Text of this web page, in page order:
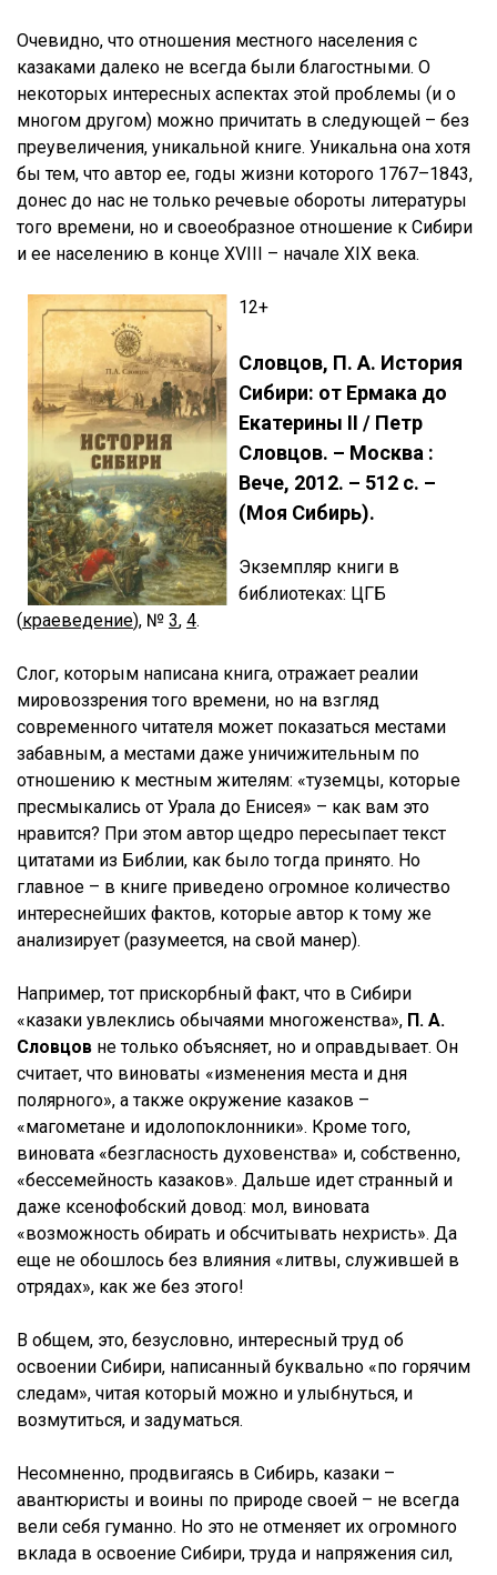
Очевидно, что отношения местного населения с
казаками далеко не всегда были благостными. О
некоторых интересных аспектах этой проблемы (и о
многом другом) можно причитать в следующей – без
преувеличения, уникальной книге. Уникальна она хотя
бы тем, что автор ее, годы жизни которого 1767–1843,
донес до нас не только речевые обороты литературы
того времени, но и своеобразное отношение к Сибири
и ее населению в конце XVIII – начале XIX века.
12+
Словцов, П. А. История
Сибири: от Ермака до
Екатерины II / Петр
Словцов. – Москва :
Вече, 2012. – 512 с. –
(Моя Сибирь).
Экземпляр книги в
библиотеках: ЦГБ
(краеведение), № 3, 4.
Слог, которым написана книга, отражает реалии
мировоззрения того времени, но на взгляд
современного читателя может показаться местами
забавным, а местами даже уничижительным по
отношению к местным жителям: «туземцы, которые
пресмыкались от Урала до Енисея» – как вам это
нравится? При этом автор щедро пересыпает текст
цитатами из Библии, как было тогда принято. Но
главное – в книге приведено огромное количество
интереснейших фактов, которые автор к тому же
анализирует (разумеется, на свой манер).
Например, тот прискорбный факт, что в Сибири
«казаки увлеклись обычаями многоженства», П. А.
Словцов не только объясняет, но и оправдывает. Он
считает, что виноваты «изменения места и дня
полярного», а также окружение казаков –
«магометане и идолопоклонники». Кроме того,
виновата «безгласность духовенства» и, собственно,
«бессемейность казаков». Дальше идет странный и
даже ксенофобский довод: мол, виновата
«возможность обирать и обсчитывать нехристь». Да
еще не обошлось без влияния «литвы, служившей в
отрядах», как же без этого!
В общем, это, безусловно, интересный труд об
освоении Сибири, написанный буквально «по горячим
следам», читая который можно и улыбнуться, и
возмутиться, и задуматься.
Несомненно, продвигаясь в Сибирь, казаки –
авантюристы и воины по природе своей – не всегда
вели себя гуманно. Но это не отменяет их огромного
вклада в освоение Сибири, труда и напряжения сил,